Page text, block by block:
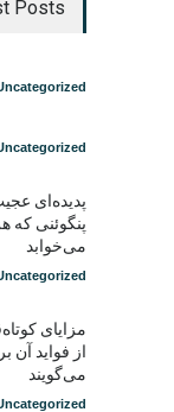
Posts
پدیده‌ای
پنگوئنی که
می‌خوابد
مزایای
از فواید آن
می‌گویند